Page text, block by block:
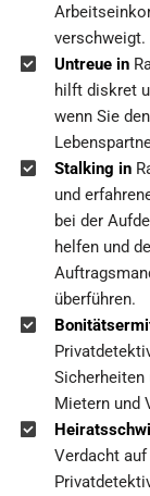
verschweigt.
Untreue in
hilft diskret
wenn Sie
Stalking in
und
bei der
helfen und
überführen.
Sicherheiten
Mietern und
Verdacht